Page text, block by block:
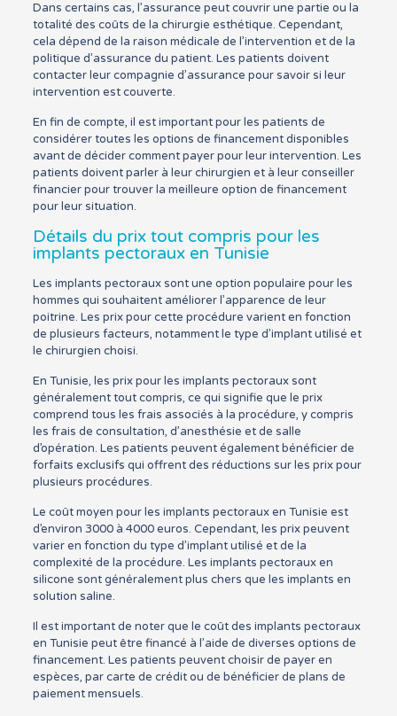
Dans certains cas, l’assurance peut couvrir une partie ou la
totalité des coûts de la chirurgie esthétique. Cependant,
cela dépend de la raison médicale de l’intervention et de la
politique d’assurance du patient. Les patients doivent
contacter leur compagnie d’assurance pour savoir si leur
intervention est couverte.
En fin de compte, il est important pour les patients de
considérer toutes les options de financement disponibles
avant de décider comment payer pour leur intervention. Les
patients doivent parler à leur chirurgien et à leur conseiller
financier pour trouver la meilleure option de financement
pour leur situation.
Détails du prix tout compris pour les
implants pectoraux en Tunisie
Les implants pectoraux sont une option populaire pour les
hommes qui souhaitent améliorer l’apparence de leur
poitrine. Les prix pour cette procédure varient en fonction
de plusieurs facteurs, notamment le type d’implant utilisé et
le chirurgien choisi.
En Tunisie, les prix pour les implants pectoraux sont
généralement tout compris, ce qui signifie que le prix
comprend tous les frais associés à la procédure, y compris
les frais de consultation, d’anesthésie et de salle
d’opération. Les patients peuvent également bénéficier de
forfaits exclusifs qui offrent des réductions sur les prix pour
plusieurs procédures.
Le coût moyen pour les implants pectoraux en Tunisie est
d’environ 3000 à 4000 euros. Cependant, les prix peuvent
varier en fonction du type d’implant utilisé et de la
complexité de la procédure. Les implants pectoraux en
silicone sont généralement plus chers que les implants en
solution saline.
Il est important de noter que le coût des implants pectoraux
en Tunisie peut être financé à l’aide de diverses options de
financement. Les patients peuvent choisir de payer en
espèces, par carte de crédit ou de bénéficier de plans de
paiement mensuels.